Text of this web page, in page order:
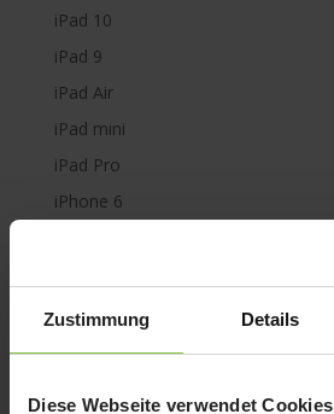
Zustimmung Details
Diese Webseite verwendet Cookies
iPad 10
iPad 9
iPad Air
iPad mini
iPad Pro
iPhone 6
iPhone SE